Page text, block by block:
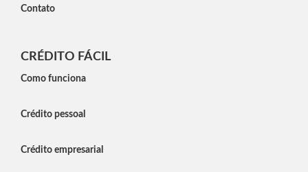
Contato
CRÉDITO FÁCIL
Como funciona
Crédito pessoal
Crédito empresarial